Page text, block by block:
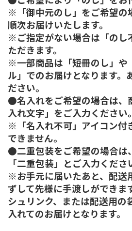
※「御中元のし」をご希望の
順次お届けいたします。
※ご指定がない場合は「のし
ただきます。
※一部商品は「短冊のし」や
ル」でのお届けとなります。
ださい。
●名入れをご希望の場合は、
入れ文字」をご入力ください。
※「名入れ不可」アイコン付
できません。
●二重包装をご希望の場合は
「二重包装」とご入力くださ
※お手元に届いたあと、配送
ずして先様に手渡しができま
シュリンク、または配送用の
入れてのお届けとなります。